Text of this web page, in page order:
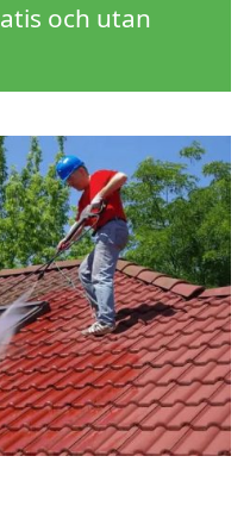
och utan